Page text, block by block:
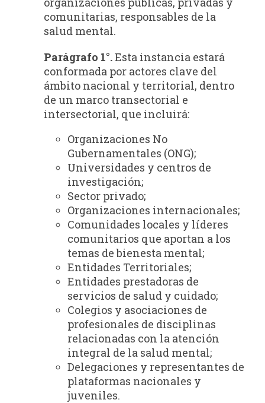
comunitarias, responsables de la
salud mental.
Parágrafo 1°.Esta instancia estará
conformada por actores clave del
ámbito nacional y territorial, dentro
de un marco transectorial e
intersectorial, que incluirá:
Organizaciones No
Gubernamentales (ONG);
Universidades y centros de
investigación;
Sector privado;
Organizaciones internacionales;
Comunidades locales y líderes
comunitarios que aportan a los
temas de bienesta mental;
Entidades Territoriales;
Entidades prestadoras de
servicios de salud y cuidado;
Colegios y asociaciones de
profesionales de disciplinas
relacionadas con la atención
integral de la salud mental;
Delegaciones y representantes de
plataformas nacionales y
juveniles.